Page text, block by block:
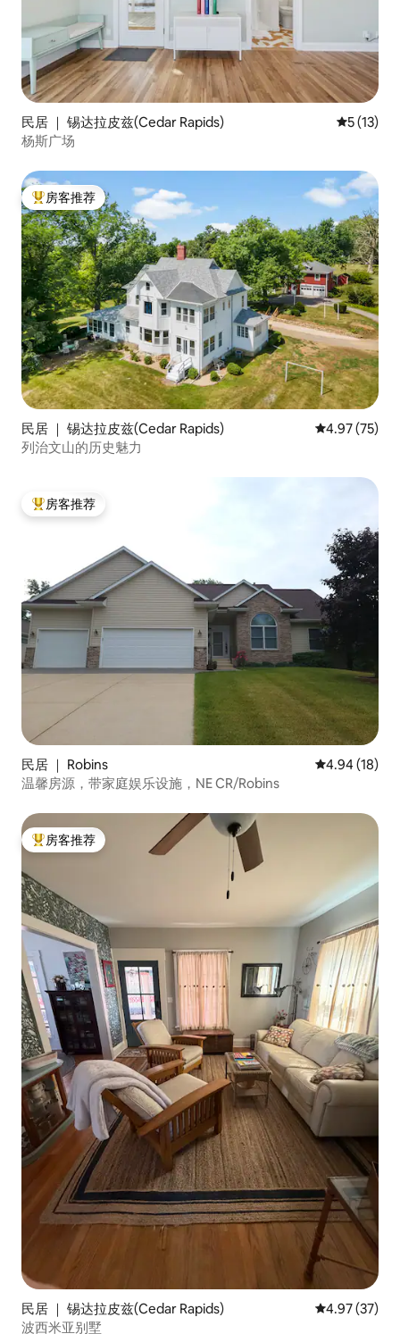
民居 ｜ 锡达拉皮兹(Cedar Rapids) 平均评分
5 (13)
杨斯广场
热门「房客推荐」
房客推荐
民居 ｜ 锡达拉皮兹(Cedar Rapids) 平均评分
4.97 (75)
列治文山的历史魅力
热门「房客推荐」
房客推荐
民居 ｜ Robins 平均评分
4.94 (18)
温馨房源，带家庭娱乐设施，NE CR/Robins
热门「房客推荐」
房客推荐
民居 ｜ 锡达拉皮兹(Cedar Rapids) 平均评分
4.97 (37)
波西米亚别墅